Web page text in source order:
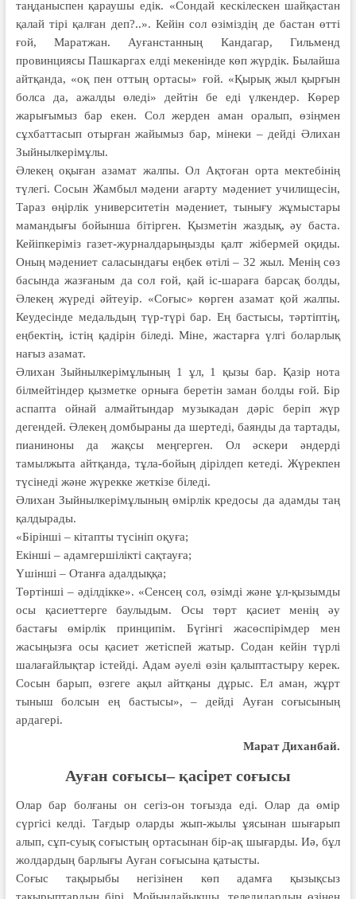
таңданыспен қараушы едік. «Сондай кескілескен шайқастан
қалай тірі қалған деп?..». Кейін сол өзіміздің де бастан өтті
ғой, Маратжан. Ауғанстанның Кандагар, Гильменд
провинциясы Пашкаргах елді мекенінде көп жүрдік. Былайша
айтқанда, «оқ пен оттың ортасы» ғой. «Қырық жыл қырғын
болса да, ажалды өледі» дейтін бе еді үлкендер. Көрер
жарығымыз бар екен. Сол жерден аман оралып, өзіңмен
сұхбаттасып отырған жайымыз бар, мінеки – дейді Әлихан
Зыйнылкерімұлы.
Әлекең оқыған азамат жалпы. Ол Ақтоған орта мектебінің
түлегі. Сосын Жамбыл мәдени ағарту мәдениет училищесін,
Тараз өңірлік университетін мәдениет, тынығу жұмыстары
мамандығы бойынша бітірген. Қызметін жаздық, әу баста.
Кейіпкеріміз газет-журналдарыңызды қалт жібермей оқиды.
Оның мәдениет саласындағы еңбек өтілі – 32 жыл. Менің сөз
басында жазғаным да сол ғой, қай іс-шараға барсақ болды,
Әлекең жүреді әйтеуір. «Соғыс» көрген азамат қой жалпы.
Кеудесінде медальдың түр-түрі бар. Ең бастысы, тәртіптің,
еңбектің, істің қадірін біледі. Міне, жастарға үлгі боларлық
нағыз азамат.
Әлихан Зыйнылкерімұлының 1 ұл, 1 қызы бар. Қазір нота
білмейтіндер қызметке орныға беретін заман болды ғой. Бір
аспапта ойнай алмайтындар музыкадан дәріс беріп жүр
дегендей. Әлекең домбыраны да шертеді, баянды да тартады,
пианиноны да жақсы меңгерген. Ол әскери әндерді
тамылжыта айтқанда, тұла-бойың дірілдеп кетеді. Жүрекпен
түсінеді және жүрекке жеткізе біледі.
Әлихан Зыйнылкерімұлының өмірлік кредосы да адамды таң
қалдырады.
«Бірінші – кітапты түсініп оқуға;
Екінші – адамгершілікті сақтауға;
Үшінші – Отанға адалдыққа;
Төртінші – әділдікке». «Сенсең сол, өзімді және ұл-қызымды
осы қасиеттерге баулыдым. Осы төрт қасиет менің әу
бастағы өмірлік принципім. Бүгінгі жасөспірімдер мен
жасыңызға осы қасиет жетіспей жатыр. Содан кейін түрлі
шалағайлықтар істейді. Адам әуелі өзін қалыптастыру керек.
Сосын барып, өзгеге ақыл айтқаны дұрыс. Ел аман, жұрт
тыныш болсын ең бастысы», – дейді Ауған соғысының
ардагері.
Марат Диханбай.
Ауған соғысы– қасірет соғысы
Олар бар болғаны он сегіз-он тоғызда еді. Олар да өмір
сүргісі келді. Тағдыр оларды жып-жылы ұясынан шығарып
алып, сұп-суық соғыстың ортасынан бір-ақ шығарды. Иә, бұл
жолдардың барлығы Ауған соғысына қатысты.
Соғыс тақырыбы негізінен көп адамға қызықсыз
тақырыптардың бірі. Мойындайықшы, теледидардың өзінен